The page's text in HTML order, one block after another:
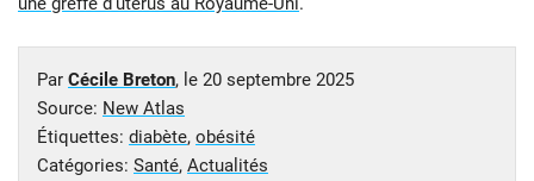
Par Cécile Breton, le 20 septembre 2025
Source: New Atlas
Étiquettes: diabète, obésité
Catégories: Santé, Actualités